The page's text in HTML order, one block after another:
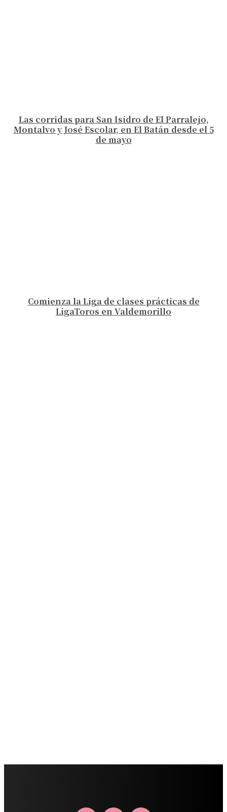
Las corridas para San Isidro de El Parralejo,
Montalvo y José Escolar, en El Batán desde el 5
de mayo
Comienza la Liga de clases prácticas de
LigaToros en Valdemorillo